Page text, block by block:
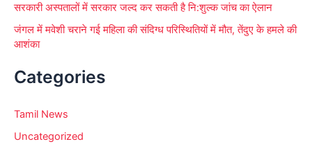
सरकारी अस्पतालों में सरकार जल्द कर सकती है नि:शुल्क जांच का ऐलान
जंगल में मवेशी चराने गई महिला की संदिग्ध परिस्थितियों में मौत, तेंदुए के हमले की
आशंका
Categories
Tamil News
Uncategorized